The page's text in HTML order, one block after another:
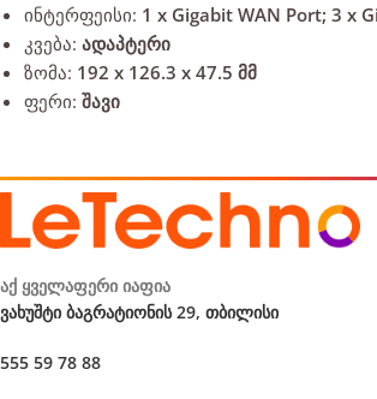
ინტერფეისი: 1 x Gigabit WAN Port; 3 x
კვება: ადაპტერი
ზომა: 192 x 126.3 x 47.5 მმ
ფერი: შავი
აქ ყველაფერი იაფია
ვახუშტი ბაგრატიონის 29, თბილისი
555 59 78 88